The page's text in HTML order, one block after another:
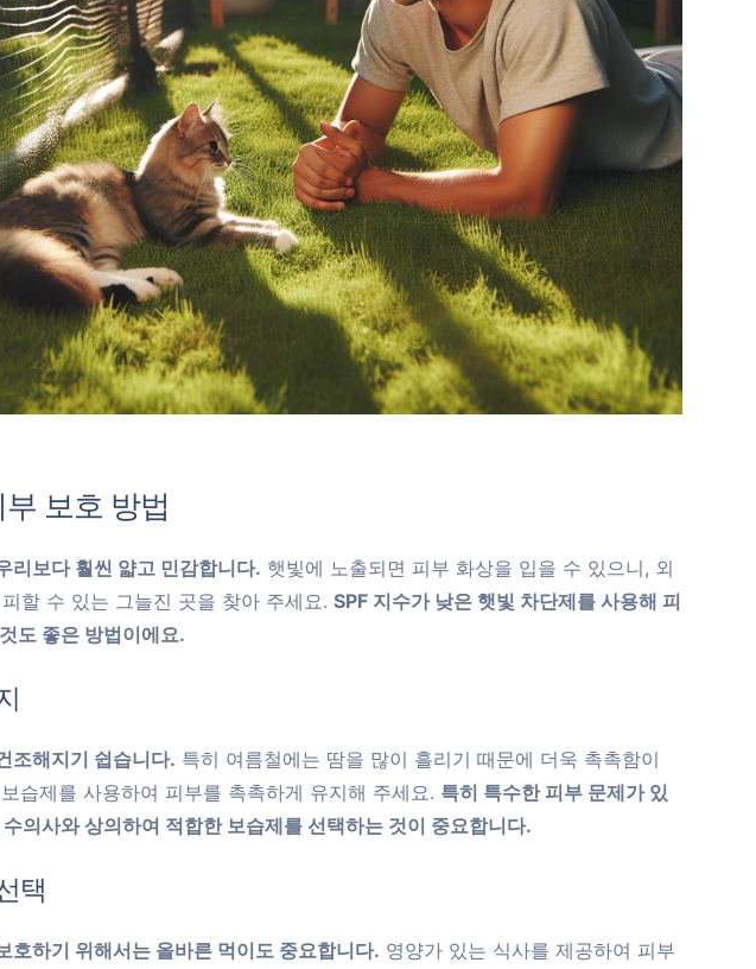
보호 방법
리보다 훨씬 얇고 민감합니다. 햇빛에 노출되면 피부 화상을 입을 수 있으니, 외
할 수 있는 그늘진 곳을 찾아 주세요. SPF 지수가 낮은 햇빛 차단제를 사용해 피
도 좋은 방법이에요.
조해지기 쉽습니다. 특히 여름철에는 땀을 많이 흘리기 때문에 더욱 촉촉함이
습제를 사용하여 피부를 촉촉하게 유지해 주세요. 특히 특수한 피부 문제가 있
의사와 상의하여 적합한 보습제를 선택하는 것이 중요합니다.
택
호하기 위해서는 올바른 먹이도 중요합니다. 영양가 있는 식사를 제공하여 피부